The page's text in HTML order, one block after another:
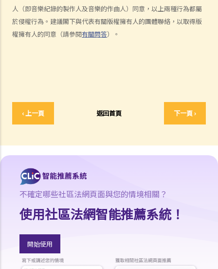
人（即音樂紀錄的製作人及音樂的作曲人）同意，以上兩種行為都屬
於侵權行為。建議閣下與代表有關版權擁有人的團體聯絡，以取得版
權擁有人的同意（請參閱有關問答）。
‹ 上一頁 返回首頁 下一頁 ›
8. 我的作品版權在其他國家有效嗎？
9. 外國人擁有的版權在香港有效嗎？
10. 版權擁有人可否轉讓其作品的版權予他人？
14. 誰擁有作品的版權？不同種類的作品，會否有不同的擁有權？
15. 一名自由身的電腦程式員，撰寫了一個電腦程式，用以記錄我公司
誰。那麼我是該電腦程式的版權擁有人嗎？如果不是，我可以就這個程
式享有甚麼權利？
16. 我和另外兩名作者一起撰寫了一本書，這本書共有十二個分章，而
我們每人各自寫了四個分章。這本書的版權將如何分配？
17. 我與另外兩名作者一起寫了一本書，但我們之間沒有一個是任何一
部分的獨立作者，我們在每一分章都有參與寫作及修訂。這本書的版權
將如何分配？
18. 若擁有作品版權的公司已經不存在或已經被接管，有關版權會被怎
樣處置？
19. 擁有非同質化代幣（NFT）是否等同擁有其版權？
不確定哪些社區法網頁面與您的情境相關？
使用社區法網智能推薦系統！
開始使用